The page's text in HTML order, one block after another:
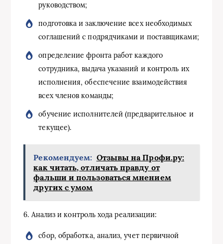
руководством;
подготовка и заключение всех необходимых
соглашений с подрядчиками и поставщиками;
определение фронта работ каждого
сотрудника, выдача указаний и контроль их
исполнения, обеспечение взаимодействия
всех членов команды;
обучение исполнителей (предварительное и
текущее).
Рекомендуем: Отзывы на Профи.ру:
как читать, отличать правду от
фальши и пользоваться мнением
других с умом
6. Анализ и контроль хода реализации:
сбор, обработка, анализ, учет первичной